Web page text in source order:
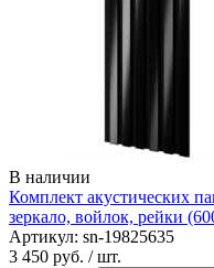
В наличии
Комплект акустических
зеркало, войлок, рейки
Артикул: sn-19825635
3 450 руб. / шт.